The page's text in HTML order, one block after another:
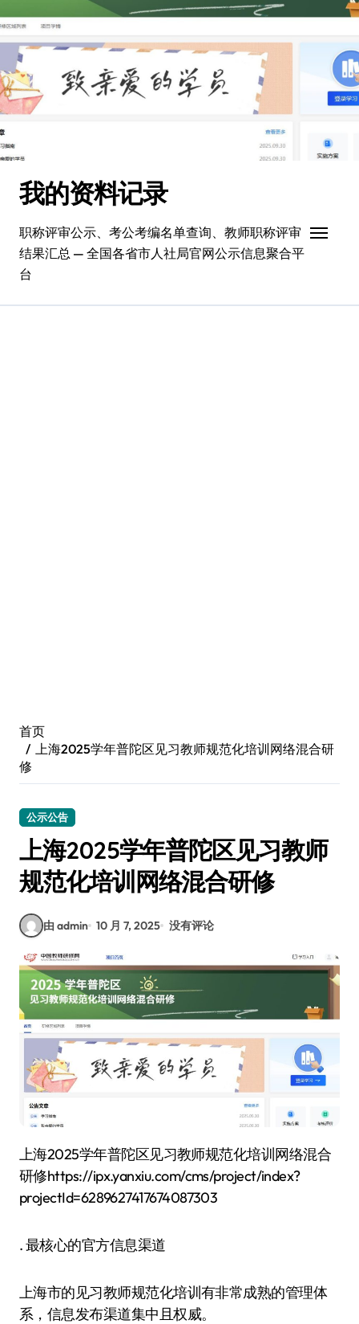
转
到
容
我的资料记录
职称评审公示、考公考编名单查询、教师职称评审
结果汇总 — 全国各省市人社局官网公示信息聚合平
台
首页
上海2025学年普陀区见习教师规范化培训网络混合研
修
公示公告
上海2025学年普陀区见习教师
规范化培训网络混合研修
由 admin 10 月 7, 2025 没有评论
上海2025学年普陀区见习教师规范化培训网络混合
研修https://ipx.yanxiu.com/cms/project/index?
projectId=6289627417674087303
. 最核心的官方信息渠道​​
上海市的见习教师规范化培训有非常成熟的管理体
系，信息发布渠道集中且权威。